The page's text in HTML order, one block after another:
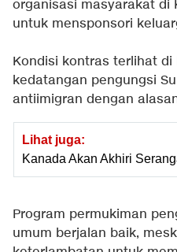
organisasi masyarakat di
untuk mensponsori
Kondisi kontras terlihat di
kedatangan pengungsi
antiimigran dengan
Lihat juga:
Kanada Akan Akhiri
Program permukiman
umum berjalan baik,